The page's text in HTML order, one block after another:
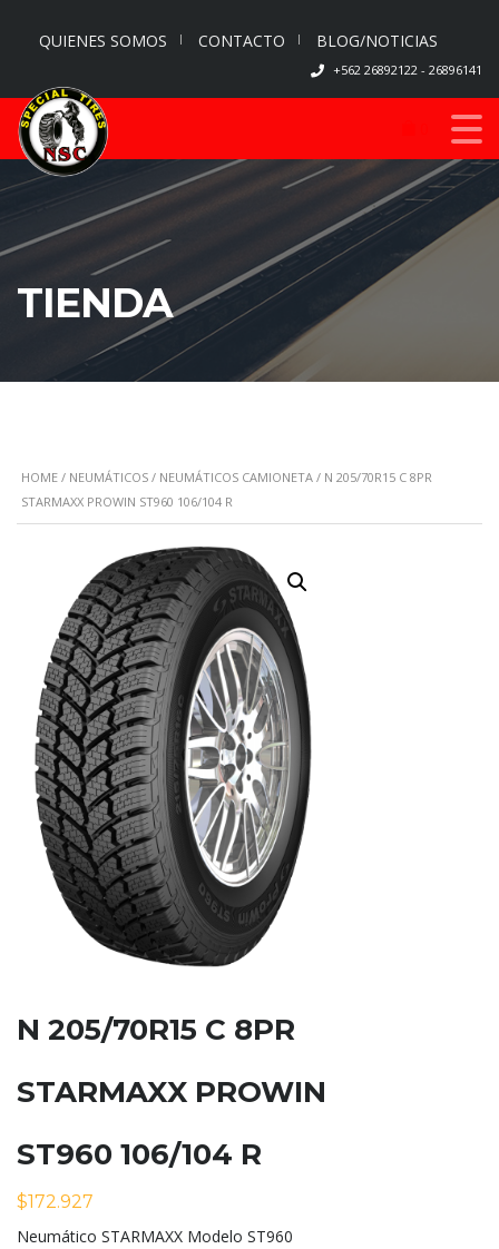
QUIENES SOMOS CONTACTO BLOG/NOTICIAS
+562 26892122 - 26896141
TIENDA
HOME / NEUMÁTICOS / NEUMÁTICOS CAMIONETA / N 205/70R15 C 8PR
STARMAXX PROWIN ST960 106/104 R
N 205/70R15 C 8PR
STARMAXX PROWIN
ST960 106/104 R
$172.927
Neumático STARMAXX Modelo ST960